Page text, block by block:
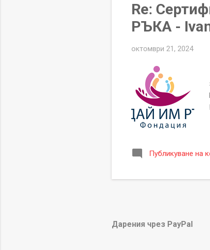
Re:
РЪКА -
октомври 21, 2024
Публикуване на
Дарения чрез PayPal